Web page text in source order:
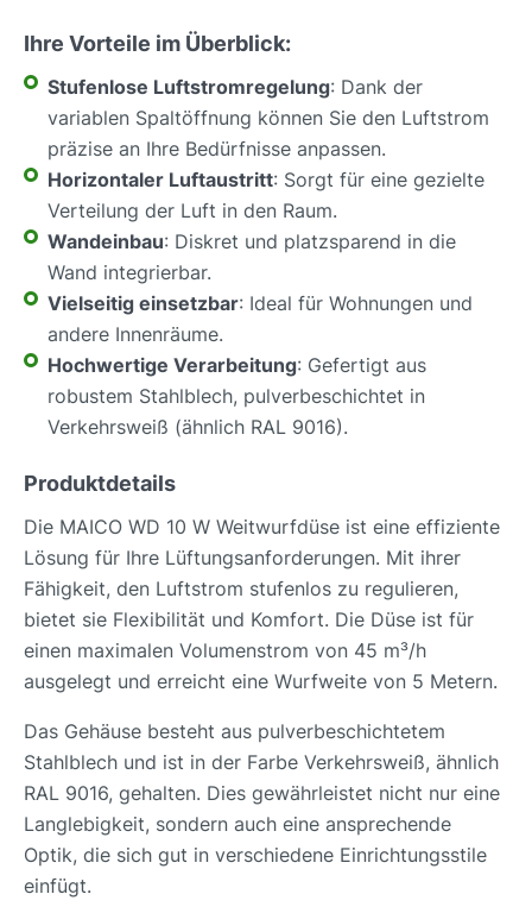
Ihre Vorteile im Überblick:
Stufenlose Luftstromregelung: Dank der
variablen Spaltöffnung können Sie den Luftstrom
präzise an Ihre Bedürfnisse anpassen.
Horizontaler Luftaustritt: Sorgt für eine gezielte
Verteilung der Luft in den Raum.
Wandeinbau: Diskret und platzsparend in die
Wand integrierbar.
Vielseitig einsetzbar: Ideal für Wohnungen und
andere Innenräume.
Hochwertige Verarbeitung: Gefertigt aus
robustem Stahlblech, pulverbeschichtet in
Verkehrsweiß (ähnlich RAL 9016).
Produktdetails
Die MAICO WD 10 W Weitwurfdüse ist eine effiziente
Lösung für Ihre Lüftungsanforderungen. Mit ihrer
Fähigkeit, den Luftstrom stufenlos zu regulieren,
bietet sie Flexibilität und Komfort. Die Düse ist für
einen maximalen Volumenstrom von 45 m³/h
ausgelegt und erreicht eine Wurfweite von 5 Metern.
Das Gehäuse besteht aus pulverbeschichtetem
Stahlblech und ist in der Farbe Verkehrsweiß, ähnlich
RAL 9016, gehalten. Dies gewährleistet nicht nur eine
Langlebigkeit, sondern auch eine ansprechende
Optik, die sich gut in verschiedene Einrichtungsstile
einfügt.